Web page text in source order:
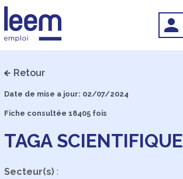
Retour
Date de mise a jour: 02/07/2024
Fiche consultée 18405 fois
TAGA SCIENTIFIQUE
Secteur(s):